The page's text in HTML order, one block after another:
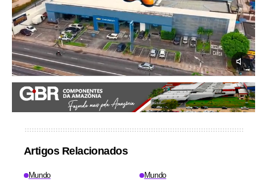
Artigos Relacionados
Mundo Mundo